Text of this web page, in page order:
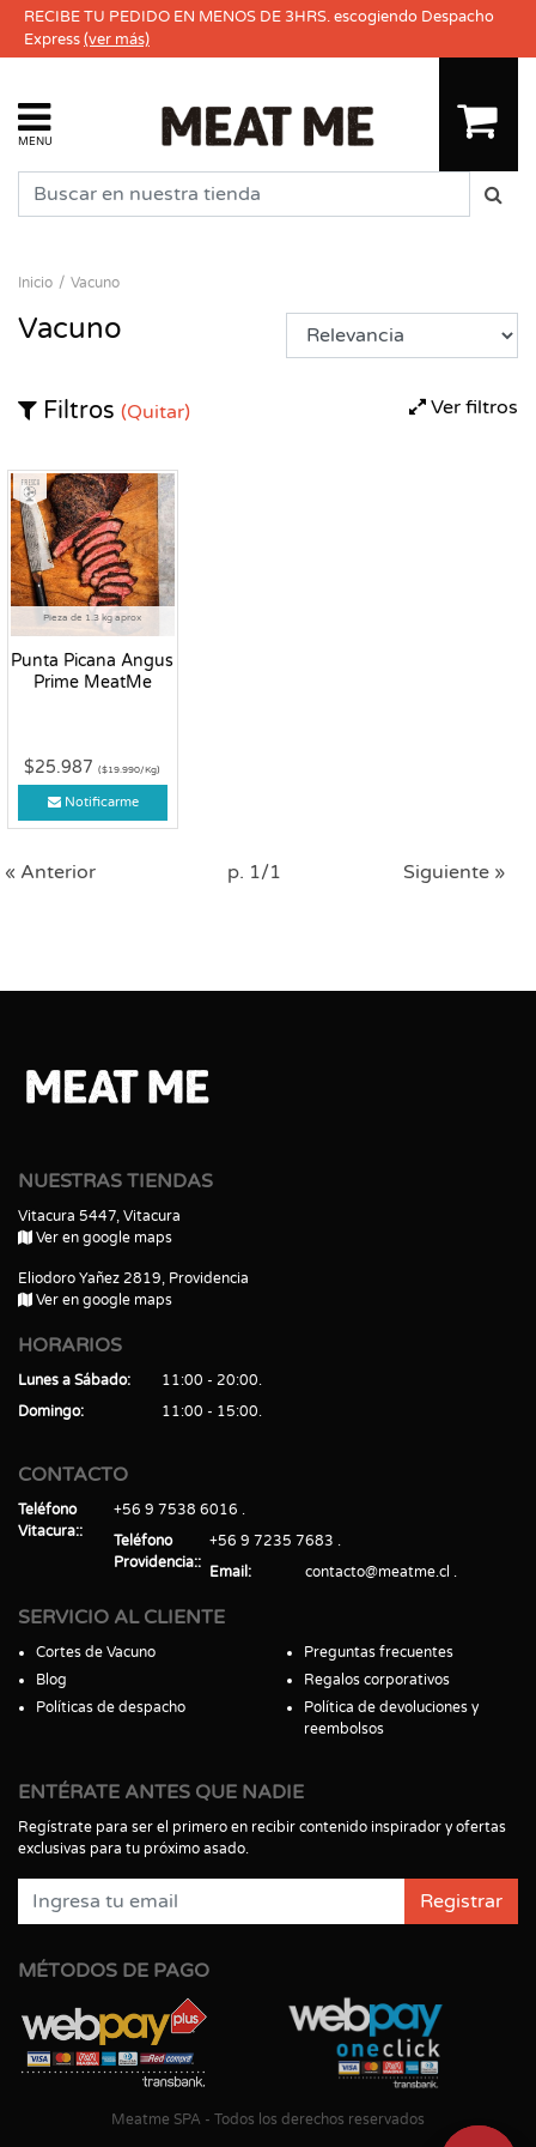
RECIBE TU PEDIDO EN MENOS DE 3HRS. escogiendo Despacho
Express(ver más)
MENU
Inicio Vacuno
Vacuno
Ver filtros
Filtros (Quitar)
Pieza de 1.3 kg aprox
Punta Picana Angus
Prime MeatMe
Fresco
$25.987($19.990/Kg)
Notificarme
« Anterior p. 1/1 Siguiente »
NUESTRAS TIENDAS
Vitacura 5447, Vitacura
Ver en google maps
Eliodoro Yañez 2819, Providencia
Ver en google maps
HORARIOS
Lunes a Sábado
11:00 - 20:00
Domingo
11:00 - 15:00
CONTACTO
Teléfono
Vitacura:
+56 9 7538 6016
Teléfono
Providencia:
+56 9 7235 7683
Email
contacto@meatme.cl
SERVICIO AL CLIENTE
Cortes de Vacuno
Blog
Políticas de despacho
Preguntas frecuentes
Regalos corporativos
Política de devoluciones y
reembolsos
ENTÉRATE ANTES QUE NADIE
Regístrate para ser el primero en recibir contenido inspirador y ofertas
exclusivas para tu próximo asado.
Registrar
MÉTODOS DE PAGO
Meatme SPA - Todos los derechos reservados